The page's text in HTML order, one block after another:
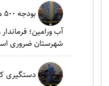
آب ورامین؛
شهرستان ضروری
دستگیری